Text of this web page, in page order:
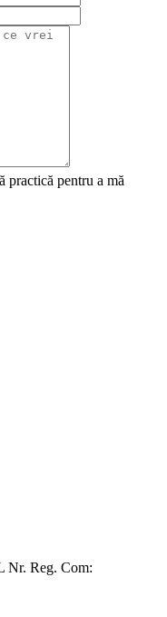
practică pentru a mă
Reg. Com: